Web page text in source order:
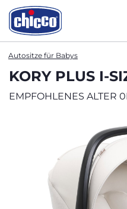
Autositze für Babys
KORY PLUS I-
EMPFOHLENES ALTER